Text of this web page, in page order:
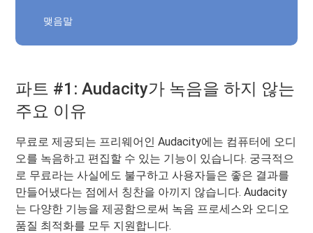
맺음말
파트 #1: Audacity가 녹음을 하지 않는
주요 이유
무료로 제공되는 프리웨어인 Audacity에는 컴퓨터에 오디
오를 녹음하고 편집할 수 있는 기능이 있습니다. 궁극적으
로 무료라는 사실에도 불구하고 사용자들은 좋은 결과를
만들어냈다는 점에서 칭찬을 아끼지 않습니다. Audacity
는 다양한 기능을 제공함으로써 녹음 프로세스와 오디오
품질 최적화를 모두 지원합니다.